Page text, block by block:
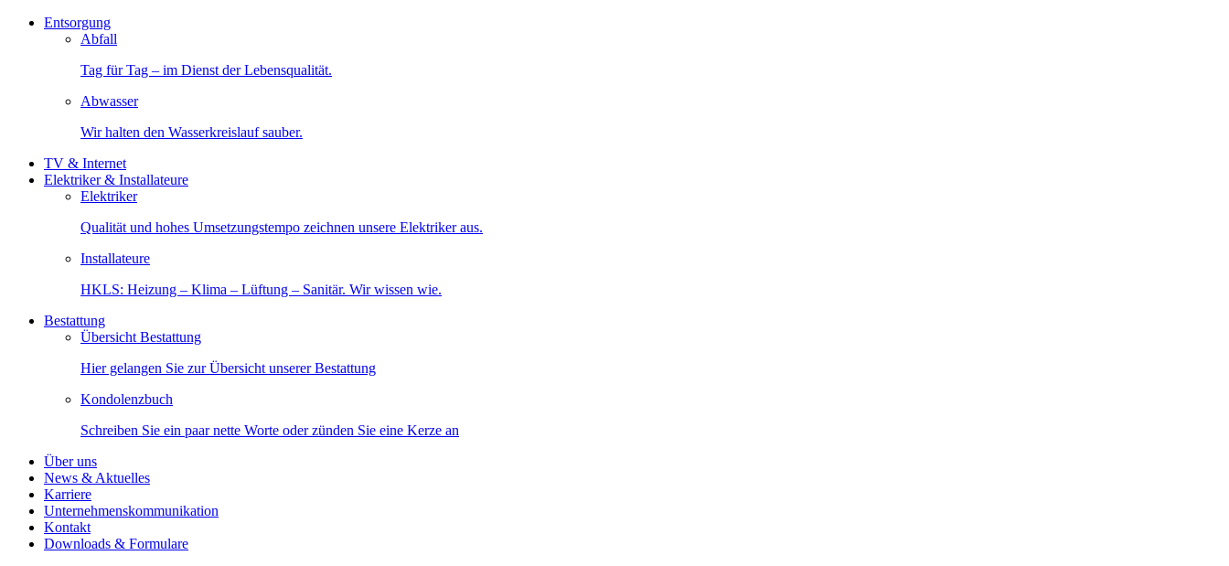
Entsorgung
Abfall
Tag für Tag – im Dienst der Lebensqualität.
Abwasser
Wir halten den Wasserkreislauf sauber.
TV & Internet
Elektriker & Installateure
Elektriker
Qualität und hohes Umsetzungstempo zeichnen unsere Elektriker aus.
Installateure
HKLS: Heizung – Klima – Lüftung – Sanitär. Wir wissen wie.
Bestattung
Übersicht Bestattung
Hier gelangen Sie zur Übersicht unserer Bestattung
Kondolenzbuch
Schreiben Sie ein paar nette Worte oder zünden Sie eine Kerze an
Über uns
News & Aktuelles
Karriere
Unternehmenskommunikation
Kontakt
Downloads & Formulare